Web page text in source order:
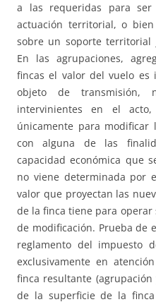
a las requeridas para
actuación territorial, o
sobre un soporte territorial
En las agrupaciones,
fincas el valor del vuelo es
objeto de
intervinientes en el
únicamente para
con alguna de las
capacidad económica que
no viene determinada por
valor que proyectan las
de la finca tiene para
de modificación. Prueba de
reglamento del impuesto
exclusivamente en
finca resultante (agrupación
de la superficie de la finca